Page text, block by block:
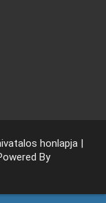
honlapja |
By